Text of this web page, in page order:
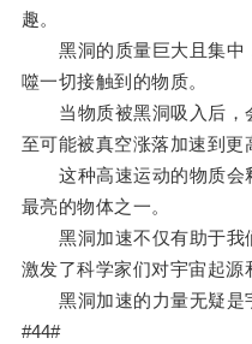
趣。
黑洞的质量巨大且集中
噬一切接触到的物质。
当物质被黑洞吸入后，
至可能被真空涨落加速到更
这种高速运动的物质会
最亮的物体之一。
黑洞加速不仅有助于我
激发了科学家们对宇宙起源
黑洞加速的力量无疑是
#44#